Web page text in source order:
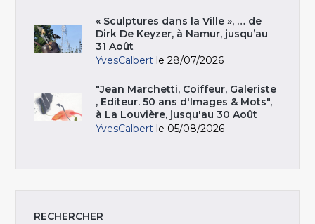
« Sculptures dans la Ville », … de
Dirk De Keyzer, à Namur, jusqu’au
31 Août
YvesCalbert le 28/07/2026
"Jean Marchetti, Coiffeur, Galeriste
, Editeur. 50 ans d'Images & Mots",
à La Louvière, jusqu'au 30 Août
YvesCalbert le 05/08/2026
RECHERCHER